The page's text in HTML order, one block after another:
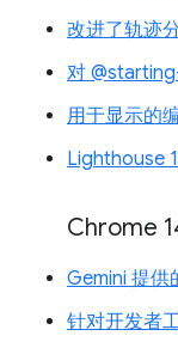
改进了轨迹
对
用于显示的
Lighthouse
Chrome
Gemini 提供
针对开发者